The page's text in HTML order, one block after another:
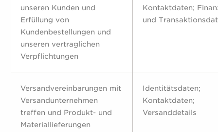
unseren Kunden und
Erfüllung von
Kundenbestellungen und
unseren vertraglichen
Verpflichtungen
Kontaktdaten;
und
Versandvereinbarungen mit
Versandunternehmen
treffen und Produkt- und
Materiallieferungen
Identitätsdaten;
Kontaktdaten;
Versanddetails